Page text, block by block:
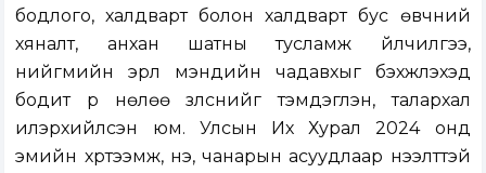
бодлого, халдварт болон халдварт бус өвчний
хяналт, анхан шатны тусламж үйлчилгээ,
нийгмийн эрүүл мэндийн чадавхыг бэхжүүлэхэд
бодит үр нөлөө үзүүлснийг тэмдэглэн, талархал
илэрхийлсэн юм. Улсын Их Хурал 2024 онд
эмийн хүртээмж, үнэ, чанарын асуудлаар нээлттэй